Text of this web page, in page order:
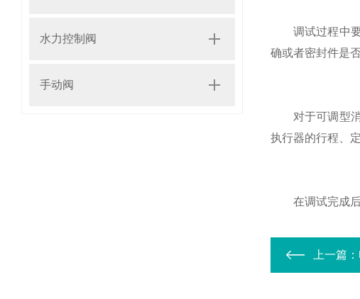
水力控制阀
手动阀
调试过程中要
确或者密封件是
对于可调型消
执行器的行程、
在调试完成后
上一篇：